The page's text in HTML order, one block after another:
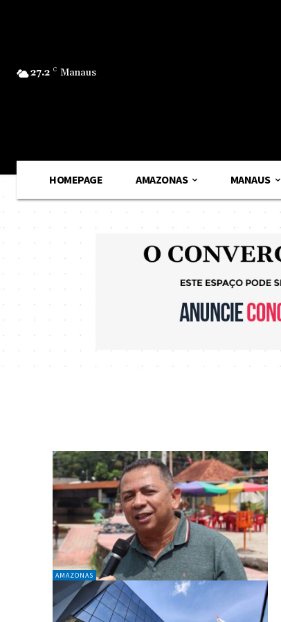
27.2 C Manaus
HOMEPAGE AMAZONAS MANAUS
AMAZONAS